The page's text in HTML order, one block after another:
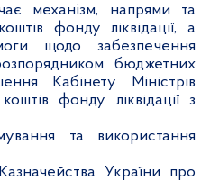
механізм, напрями та
фонду ліквідації, а
щодо забезпечення
бюджетних
Кабінету Міністрів
фонду ліквідації з
та використання
України про